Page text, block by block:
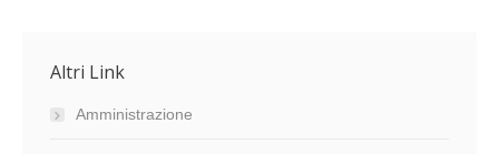
Altri Link
Amministrazione